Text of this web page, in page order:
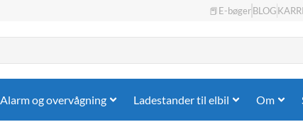
📕E-bøgerBLOG
Alarm og overvågning Ladestander til elbil Om